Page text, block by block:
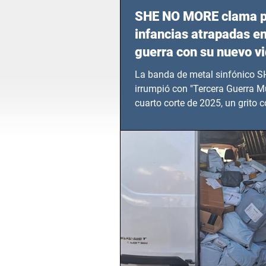
SHE NO MORE clama
infancias atrapadas
guerra con su nuevo
TERCERA GUERRA
La banda de metal sinfónico
irrumpió con "Tercera Guerra
cuarto corte de 2025, un grito
en epicentros bélicos.